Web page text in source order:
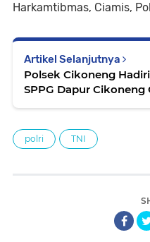
Harkamtibmas, Ciamis,
Artikel Selanjutnya
Polsek Cikoneng
SPPG Dapur
polri TNI